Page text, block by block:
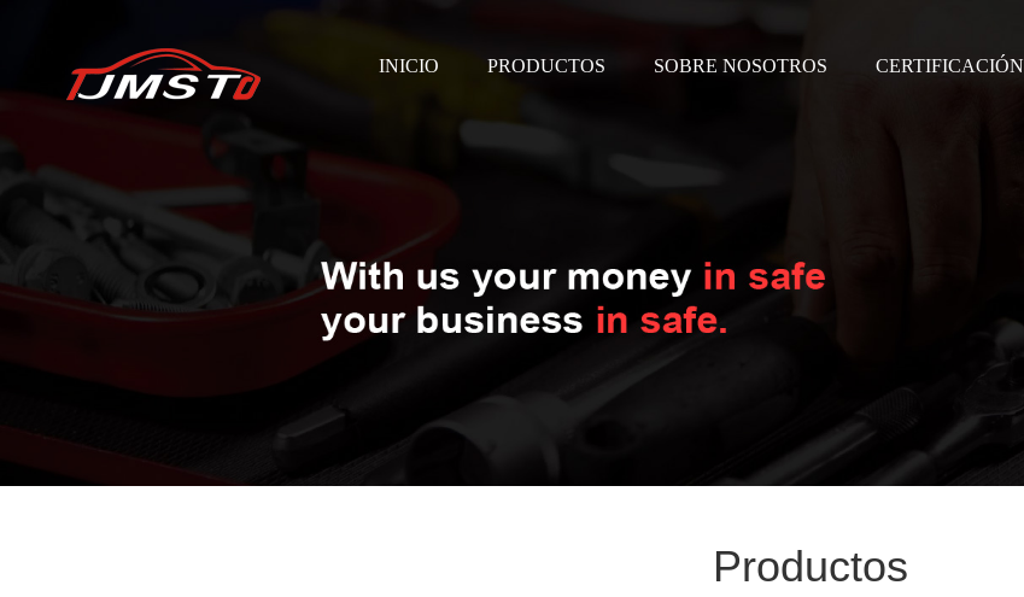
INICIO PRODUCTOS SOBRE NOSOTROS CERTIFICACIÓN
Productos